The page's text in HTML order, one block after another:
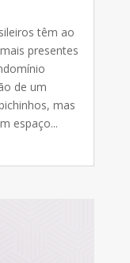
têm ao
presentes
de um
mas
espaço...